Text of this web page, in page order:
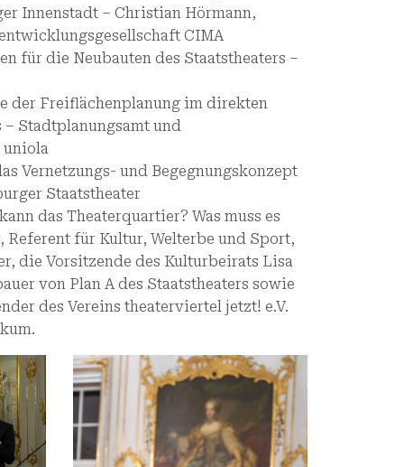
Innenstadt – Christian Hörmann,
CIMA
für die Neubauten des Staatstheaters –
der Freiflächenplanung im direkten
Stadtplanungsamt und
uniola
Vernetzungs- und Begegnungskonzept
Staatstheater
das Theaterquartier? Was muss es
Referent für Kultur, Welterbe und Sport,
die Vorsitzende des Kulturbeirats Lisa
von Plan A des Staatstheaters sowie
des Vereins theaterviertel jetzt! e.V.